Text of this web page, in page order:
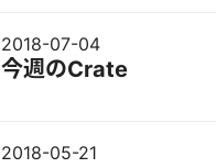
2018-07-04
今週のCrate
2018-05-21